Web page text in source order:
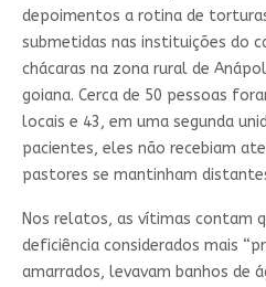
depoimentos a rotina de
submetidas nas instituições do
chácaras na zona rural de
goiana. Cerca de 50 pessoas
locais e 43, em uma segunda
pacientes, eles não recebiam
pastores se mantinham
Nos relatos, as vítimas contam
deficiência considerados mais
amarrados, levavam banhos de